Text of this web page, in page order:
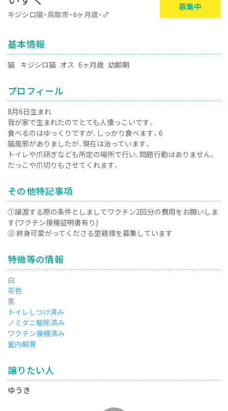
キジシロ猫 鳥取市 6ヶ月歳 ♂
募集中
基本情報
猫 キジシロ猫 オス 6ヶ月歳 幼齢期
プロフィール
8月6日生まれ
我が家で生まれたのでとても人懐っこいです。
食べるのはゆっくりですが、しっかり食べます。6
猫風邪がありましたが、現在は治っています。
トイレや爪研ぎなども所定の場所で行い、問題行動はありません。
だっこや爪切りもさせてくれます。
その他特記事項
①譲渡する際の条件としましてワクチン2回分の費用をお願いしま
す(ワクチン接種証明書有り)
② 終身可愛がってくださる里親様を募集しています
特徴等の情報
白
茶色
黒
トイレしつけ済み
ノミダニ駆除済み
ワクチン接種済み
室内飼育
譲りたい人
ゆうき